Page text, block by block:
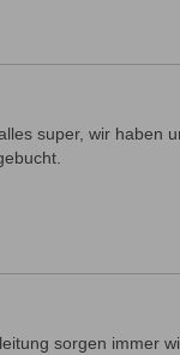
super, wir haben
sorgen immer